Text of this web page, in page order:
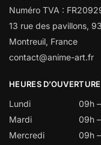
Numéro TVA :
13 rue des pavillons,
Montreuil, France
contact@anime-art.fr
HEURES D’OUVERTURE
Lundi
09h
Mardi
09h
Mercredi
09h